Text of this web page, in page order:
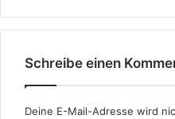
Schreibe einen
Deine E-Mail-Adresse wird